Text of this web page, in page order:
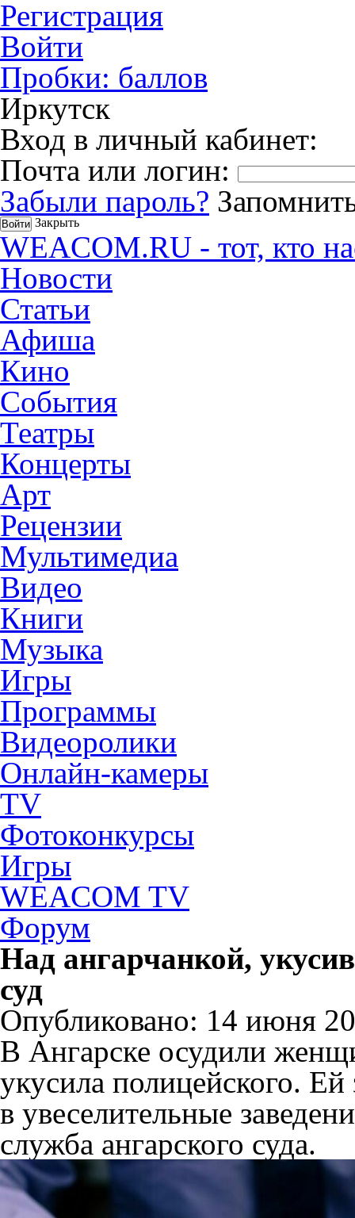
Регистрация
Войти
Пробки: баллов
Иркутск
Вход в личный кабинет:
Почта или логин:
Забыли пароль?
Закрыть
WEACOM.RU - тот, кто
Новости
Статьи
Афиша
Кино
События
Театры
Концерты
Арт
Рецензии
Мультимедиа
Видео
Книги
Музыка
Игры
Программы
Видеоролики
Онлайн-камеры
TV
Фотоконкурсы
Игры
WEACOM TV
Форум
Над ангарчанкой,
суд
Опубликовано: 14 июня
В Ангарске осудили
укусила полицейского. Ей
в увеселительные
служба ангарского суда.